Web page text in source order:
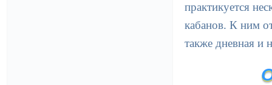
практикуется
кабанов. К ним
также дневная и